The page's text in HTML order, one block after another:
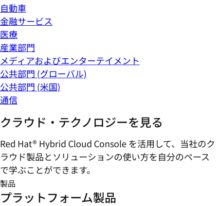
自動車
金融サービス
医療
産業部門
メディアおよびエンターテイメント
公共部門 (グローバル)
公共部門 (米国)
通信
クラウド・テクノロジーを見る
Red Hat® Hybrid Cloud Console を活用して、当社のク
ラウド製品とソリューションの使い方を自分のペース
で学ぶことができます。
製品
プラットフォーム製品